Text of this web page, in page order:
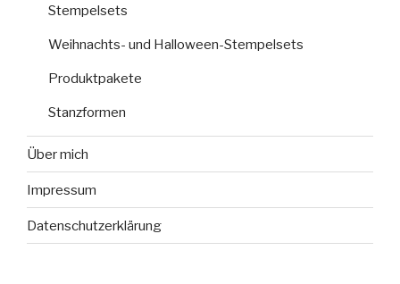
Stempelsets
Weihnachts- und Halloween-Stempelsets
Produktpakete
Stanzformen
Über mich
Impressum
Datenschutzerklärung